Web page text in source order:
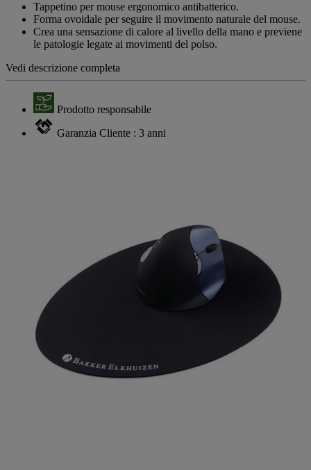
Tappetino per mouse ergonomico antibatterico.
Forma ovoidale per seguire il movimento naturale del mouse.
Crea una sensazione di calore al livello della mano e previene
le patologie legate ai movimenti del polso.
Vedi descrizione completa
Prodotto responsabile
Garanzia Cliente : 3 anni